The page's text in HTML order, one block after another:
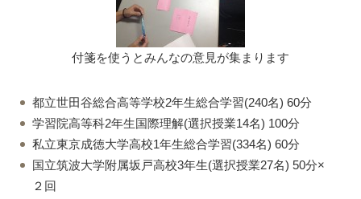
付箋を使うとみんなの意見が集まります
都立世田谷総合高等学校2年生総合学習(240名) 60分
学習院高等科2年生国際理解(選択授業14名) 100分
私立東京成徳大学高校1年生総合学習(334名) 60分
国立筑波大学附属坂戸高校3年生(選択授業27名) 50分×
２回